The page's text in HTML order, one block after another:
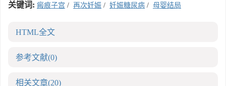
关键词: 瘢痕子宫 / 再次妊娠 / 妊娠糖尿病 / 母婴结局
HTML全文
参考文献(0)
相关文章(20)